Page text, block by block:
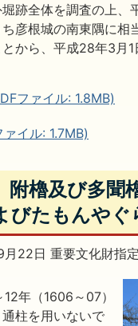
跡全体を調査の上、
彦根城の南東隅に
から、平成28年3月
ファイル: 1.8MB)
イル: 1.7MB)
附櫓及び多
たもんやぐ
22日 重要文化財指
年（1606～07）
柱を用いないで